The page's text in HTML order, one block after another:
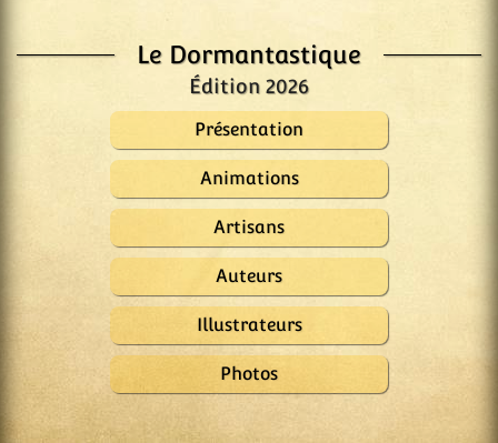
Le Dormantastique
Édition 2026
Présentation
Animations
Artisans
Auteurs
Illustrateurs
Photos